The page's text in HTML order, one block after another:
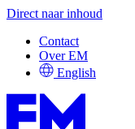
Direct naar inhoud
Contact
Over EM
English